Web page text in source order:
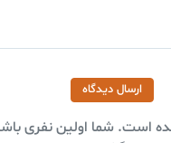
ارسال دیدگاه
است. شما اولین نفری